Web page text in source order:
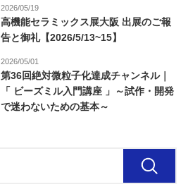
2026/05/19
高機能セラミックス展大阪 出展のご報
告と御礼【2026/5/13~15】
2026/05/01
第36回絶対微粒子化達成チャンネル｜
「 ビーズミル入門講座 」～試作・開発
で迷わないための基本～